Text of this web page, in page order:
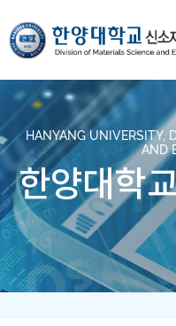
HANYANG UNIVERSITY,
AND
한양대학